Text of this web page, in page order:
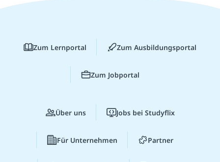
Zum Lernportal Zum Ausbildungsportal
Zum Jobportal
Über uns Jobs bei Studyflix
Für Unternehmen Partner